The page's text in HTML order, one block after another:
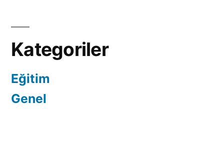
Kategoriler
Eğitim
Genel